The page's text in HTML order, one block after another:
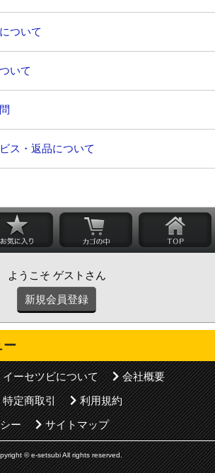
ついて
いて
ス・返品について
ようこそ ゲストさん
新規会員登録
ー
イーセツビについて
会社概要
特定商取引
利用規約
ー
サイトマップ
© e-setsubi All rights reserved.